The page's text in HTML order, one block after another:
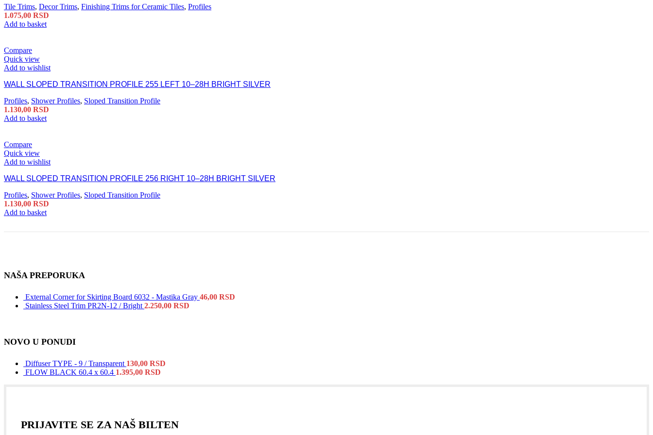
Tile Trims, Decor Trims, Finishing Trims for Ceramic Tiles, Profiles
1.075,00 RSD
Add to basket
Compare
Quick view
Add to wishlist
WALL SLOPED TRANSITION PROFILE 255 LEFT 10–28H BRIGHT SILVER
Profiles, Shower Profiles, Sloped Transition Profile
1.130,00 RSD
Add to basket
Compare
Quick view
Add to wishlist
WALL SLOPED TRANSITION PROFILE 256 RIGHT 10–28H BRIGHT SILVER
Profiles, Shower Profiles, Sloped Transition Profile
1.130,00 RSD
Add to basket
NAŠA PREPORUKA
External Corner for Skirting Board 6032 - Mastika Gray 46,00 RSD
Stainless Steel Trim PR2N-12 / Bright 2.250,00 RSD
NOVO U PONUDI
Diffuser TYPE - 9 / Transparent 130,00 RSD
FLOW BLACK 60.4 x 60.4 1.395,00 RSD
PRIJAVITE SE ZA NAŠ BILTEN